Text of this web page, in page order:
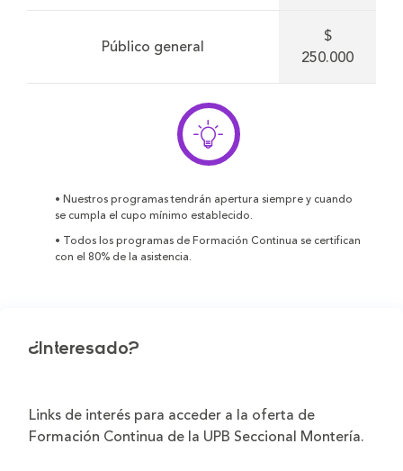
Público general
$
250.000
• Nuestros programas tendrán apertura siempre y cuando
se cumpla el cupo mínimo establecido.
• Todos los programas de Formación Continua se certifican
con el 80% de la asistencia.
¿Interesado?
Links de interés para acceder a la oferta de
Formación Continua de la UPB Seccional Montería.